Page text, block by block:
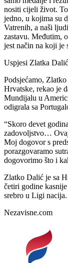
nositi cijeli život.
jedno, u kojima su
Vatrenih, a naši
zastavu. Međutim,
jest način na koji je
Uspjesi Zlatka
Podsjećamo,
Hrvatske, rekao je
Mundijalu u
odigrala sa
“Skoro devet
zadovoljstvo… Ovaj
Moj dogovor s
porazgovaramo
dogovorimo što i
Zlatko Dalić je sa
četiri godine
srebro u Ligi nacija.
Nezavisne.com